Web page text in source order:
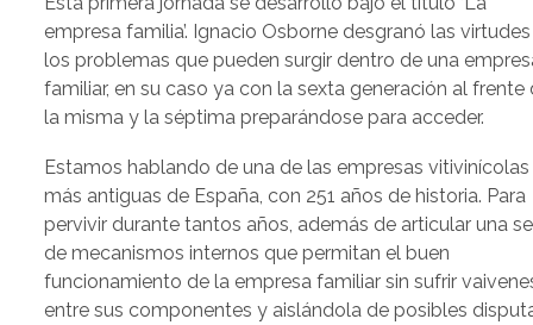
empresa familia’. Ignacio Osborne desgranó las
los problemas que pueden surgir dentro de una
familiar, en su caso ya con la sexta generación al frente
la misma y la séptima preparándose para acceder.
Estamos hablando de una de las empresas vitivinícolas
más antiguas de España, con 251 años de historia. Para
pervivir durante tantos años, además de articular una
de mecanismos internos que permitan el buen
funcionamiento de la empresa familiar sin sufrir
entre sus componentes y aislándola de posibles